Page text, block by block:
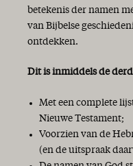
betekenis der namen
van Bijbelse
ontdekken.
Dit is inmiddels de
Met een complete
Nieuwe Testament;
Voorzien van de
(en de uitspraak